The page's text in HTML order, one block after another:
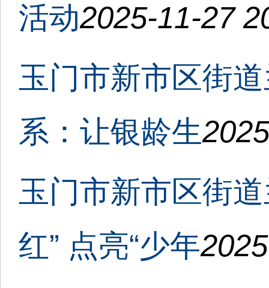
活动2025-11-27
玉门市新市区街
系：让银龄生
玉门市新市区街
红” 点亮“少年